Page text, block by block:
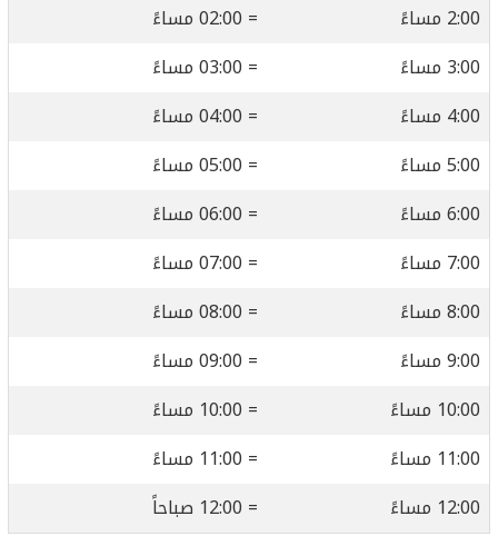
2:00 مساءً
= 02:00 مساءً
3:00 مساءً
= 03:00 مساءً
4:00 مساءً
= 04:00 مساءً
5:00 مساءً
= 05:00 مساءً
6:00 مساءً
= 06:00 مساءً
7:00 مساءً
= 07:00 مساءً
8:00 مساءً
= 08:00 مساءً
9:00 مساءً
= 09:00 مساءً
10:00 مساءً
= 10:00 مساءً
11:00 مساءً
= 11:00 مساءً
12:00 مساءً
= 12:00 صباحاً